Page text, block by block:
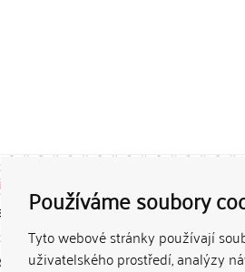
Používáme soubory
Tyto webové stránky používají
uživatelského prostředí, analýzy
repozitar [at] cuni.cz
Karlovy. / Each constituent
za studijní, vědeckou